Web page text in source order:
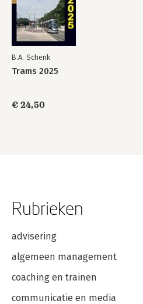
B.A. Schenk
Trams 2025
€ 24,50
Rubrieken
advisering
algemeen management
coaching en trainen
communicatie en media